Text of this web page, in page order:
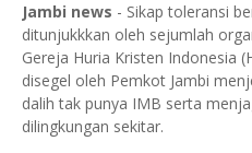
Jambi news - Sikap toleransi
ditunjukkkan oleh sejumlah
Gereja Huria Kristen Indonesia
disegel oleh Pemkot Jambi
dalih tak punya IMB serta
dilingkungan sekitar.